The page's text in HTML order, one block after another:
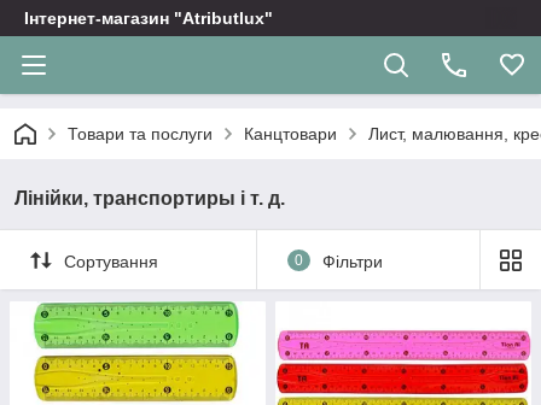
Інтернет-магазин "Atributlux"
Товари та послуги Канцтовари Лист, малювання,
Лінійки, транспортиры і т. д.
Сортування 0 Фільтри